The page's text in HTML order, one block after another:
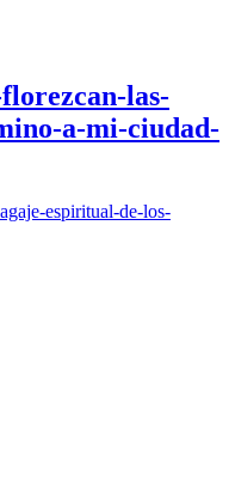
las-
a-mi-ciudad-